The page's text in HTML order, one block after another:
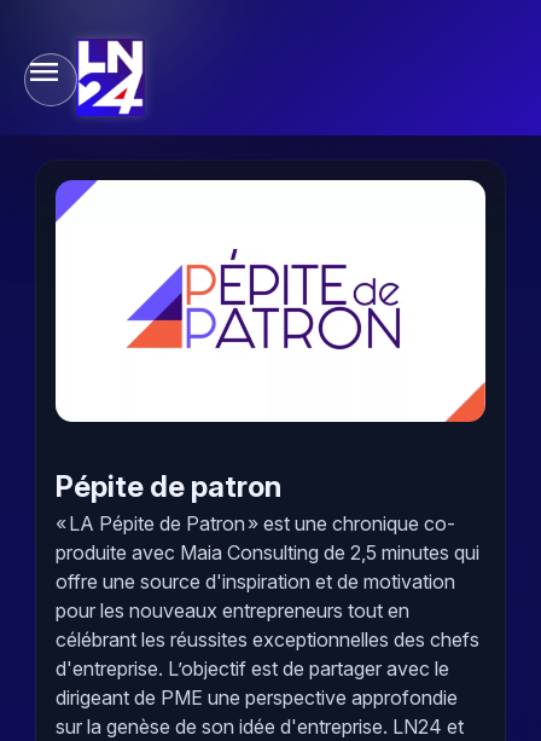
Pépite de patron
« LA Pépite de Patron » est une chronique co-
produite avec Maia Consulting de 2,5 minutes qui
offre une source d'inspiration et de motivation
pour les nouveaux entrepreneurs tout en
célébrant les réussites exceptionnelles des chefs
d'entreprise. L’objectif est de partager avec le
dirigeant de PME une perspective approfondie
sur la genèse de son idée d'entreprise. LN24 et